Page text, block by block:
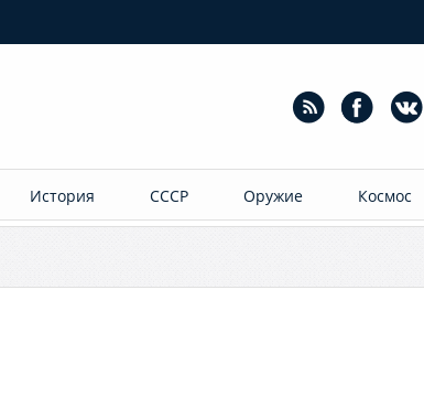
История СССР Оружие Космос